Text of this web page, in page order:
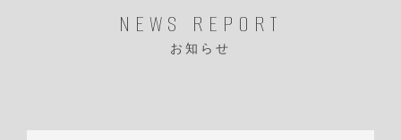
NEWS REPORT
お知らせ